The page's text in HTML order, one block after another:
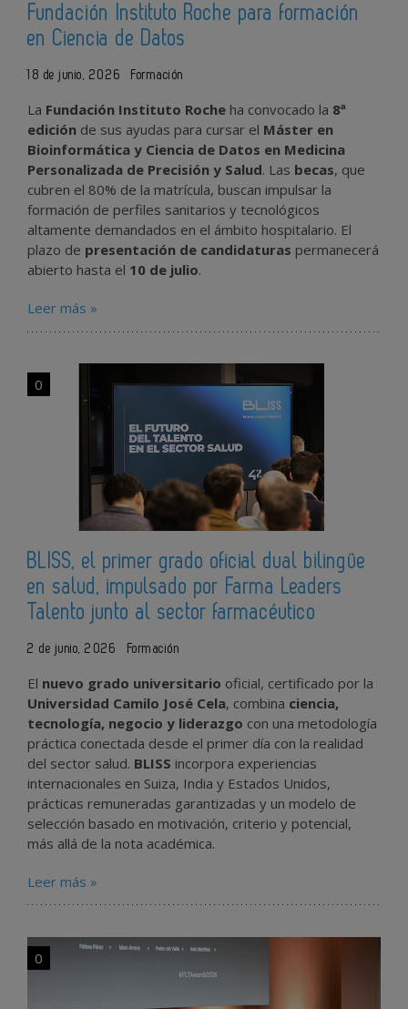
Fundación Instituto Roche para formación
en Ciencia de Datos
18 de junio, 2026 Formación
La Fundación Instituto Roche ha convocado la 8ª
edición de sus ayudas para cursar el Máster en
Bioinformática y Ciencia de Datos en Medicina
Personalizada de Precisión y Salud. Las becas, que
cubren el 80% de la matrícula, buscan impulsar la
formación de perfiles sanitarios y tecnológicos
altamente demandados en el ámbito hospitalario. El
plazo de presentación de candidaturas permanecerá
abierto hasta el 10 de julio.
Leer más »
0
BLISS, el primer grado oficial dual bilingüe
en salud, impulsado por Farma Leaders
Talento junto al sector farmacéutico
2 de junio, 2026 Formación
El nuevo grado universitario oficial, certificado por la
Universidad Camilo José Cela, combina ciencia,
tecnología, negocio y liderazgo con una metodología
práctica conectada desde el primer día con la realidad
del sector salud. BLISS incorpora experiencias
internacionales en Suiza, India y Estados Unidos,
prácticas remuneradas garantizadas y un modelo de
selección basado en motivación, criterio y potencial,
más allá de la nota académica.
Leer más »
0